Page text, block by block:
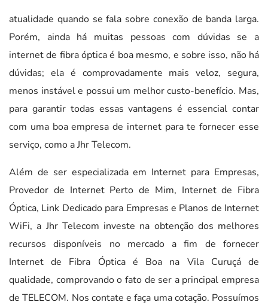
atualidade quando se fala sobre conexão de banda larga.
Porém, ainda há muitas pessoas com dúvidas se a
internet de fibra óptica é boa mesmo, e sobre isso, não há
dúvidas; ela é comprovadamente mais veloz, segura,
menos instável e possui um melhor custo-benefício. Mas,
para garantir todas essas vantagens é essencial contar
com uma boa empresa de internet para te fornecer esse
serviço, como a Jhr Telecom.
Além de ser especializada em Internet para Empresas,
Provedor de Internet Perto de Mim, Internet de Fibra
Óptica, Link Dedicado para Empresas e Planos de Internet
WiFi, a Jhr Telecom investe na obtenção dos melhores
recursos disponíveis no mercado a fim de fornecer
Internet de Fibra Óptica é Boa na Vila Curuçá de
qualidade, comprovando o fato de ser a principal empresa
de TELECOM. Nos contate e faça uma cotação. Possuímos